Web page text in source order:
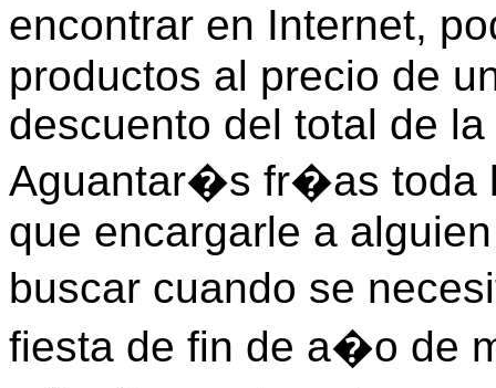
encontrar en Internet,
productos al precio de
descuento del total de
Aguantar�s fr�as toda
que encargarle a
buscar cuando se
fiesta de fin de a�o de